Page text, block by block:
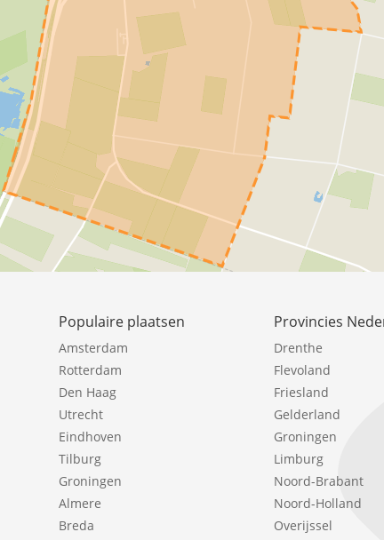
Populaire plaatsen
Amsterdam
Rotterdam
Den Haag
Utrecht
Eindhoven
Tilburg
Groningen
Almere
Breda
Provincies
Drenthe
Flevoland
Friesland
Gelderland
Groningen
Limburg
Noord-Brabant
Noord-Holland
Overijssel